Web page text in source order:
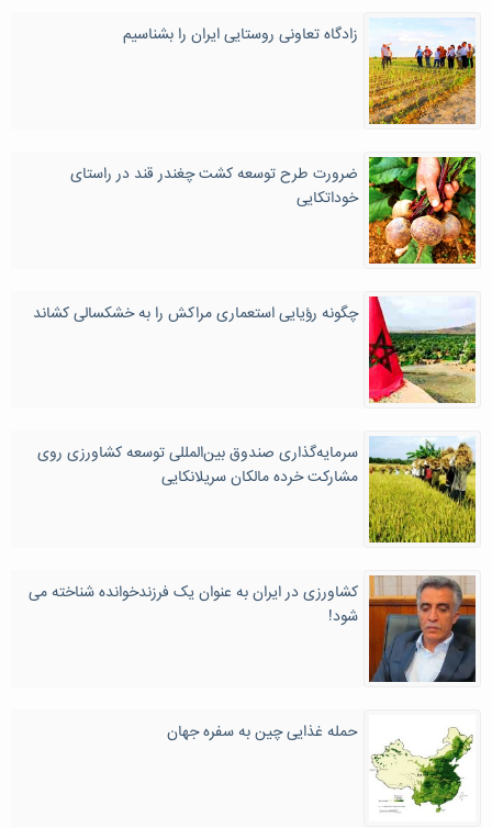
زادگاه تعاونی روستایی ایران را بشناسیم
ضرورت طرح توسعه کشت چغندر قند در راستای
خوداتکایی
چگونه رؤیایی استعماری مراکش را به خشکسالی کشاند
سرمایه‌گذاری صندوق بین‌المللی توسعه کشاورزی روی
مشارکت خرده مالکان سریلانکایی
کشاورزی در ایران به عنوان یک فرزندخوانده شناخته می
شود!
حمله غذایی چین به سفره جهان